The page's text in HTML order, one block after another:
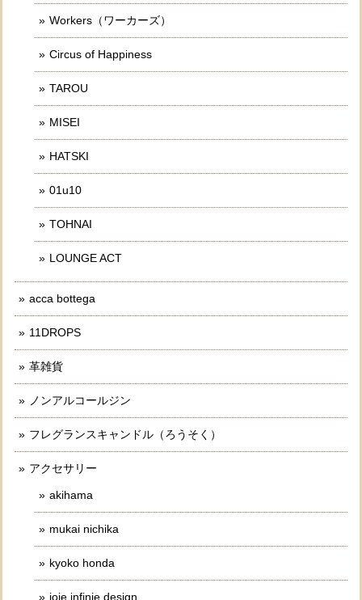
Workers（ワーカーズ）
Circus of Happiness
TAROU
MISEI
HATSKI
01u10
TOHNAI
LOUNGE ACT
acca bottega
11DROPS
革雑貨
ノンアルコールジン
フレグランスキャンドル（ろうそく）
アクセサリー
akihama
mukai nichika
kyoko honda
joie infinie design